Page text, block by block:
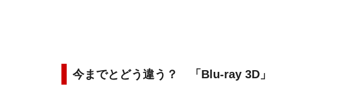
今までとどう違う？ 「Blu-ray 3D」